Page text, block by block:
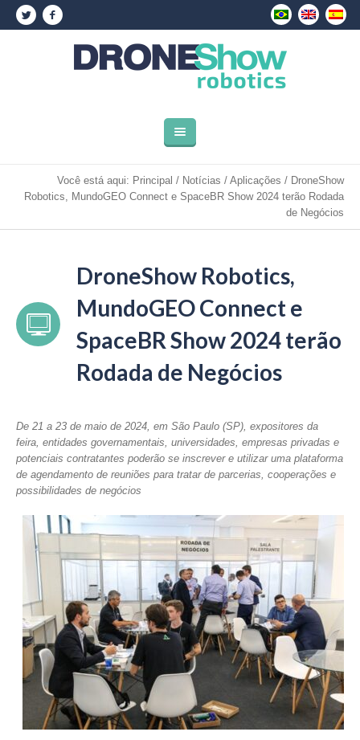
Você está aqui: Principal / Notícias / Aplicações / DroneShow
Robotics, MundoGEO Connect e SpaceBR Show 2024 terão Rodada
de Negócios
DroneShow Robotics,
MundoGEO Connect e
SpaceBR Show 2024 terão
Rodada de Negócios
De 21 a 23 de maio de 2024, em São Paulo (SP), expositores da
feira, entidades governamentais, universidades, empresas privadas e
potenciais contratantes poderão se inscrever e utilizar uma plataforma
de agendamento de reuniões para tratar de parcerias, cooperações e
possibilidades de negócios